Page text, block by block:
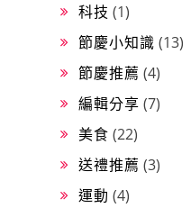
科技 (1)
節慶小知識 (13)
節慶推薦 (4)
編輯分享 (7)
美食 (22)
送禮推薦 (3)
運動 (4)